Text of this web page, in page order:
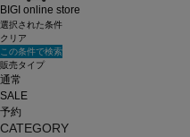
BIGI online store
選択された条件
クリア
この条件で検索
販売タイプ
通常
SALE
予約
CATEGORY